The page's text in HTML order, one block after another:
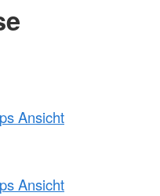
Ansicht
Ansicht